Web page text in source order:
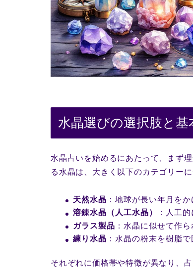
水晶選びの選択肢と基
水晶占いを始めるにあたって、まず
る水晶は、大きく以下のカテゴリーに
天然水晶 ：地球が長い年月を
溶錬水晶（人工水晶）
：人工
ガラス製品 ：水晶に似せて作
練り水晶 ：水晶の粉末を樹脂
それぞれに価格帯や特徴が異なり、